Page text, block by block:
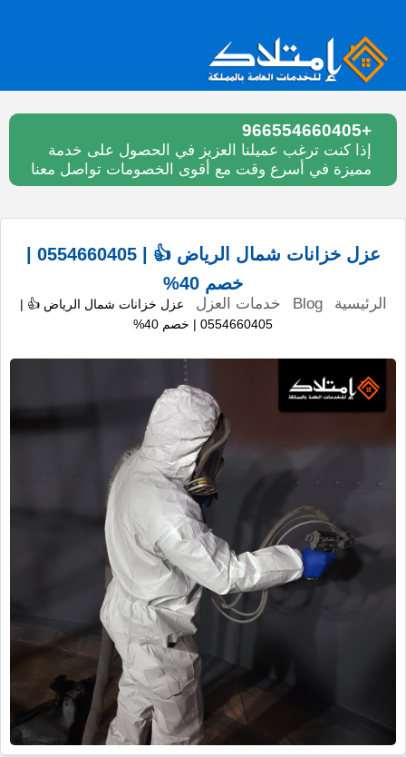
+966554660405
إذا كنت ترغب عميلنا العزيز في الحصول على خدمة
مميزة في أسرع وقت مع أقوى الخصومات تواصل معنا
خصم 40%
الرئيسية Blog خدمات العزل
عزل خزانات شمال الرياض 👍 |
0554660405 | خصم 40%